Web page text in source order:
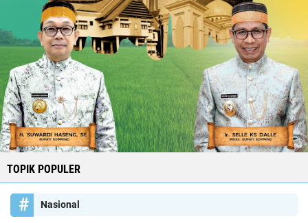
TOPIK POPULER
Nasional